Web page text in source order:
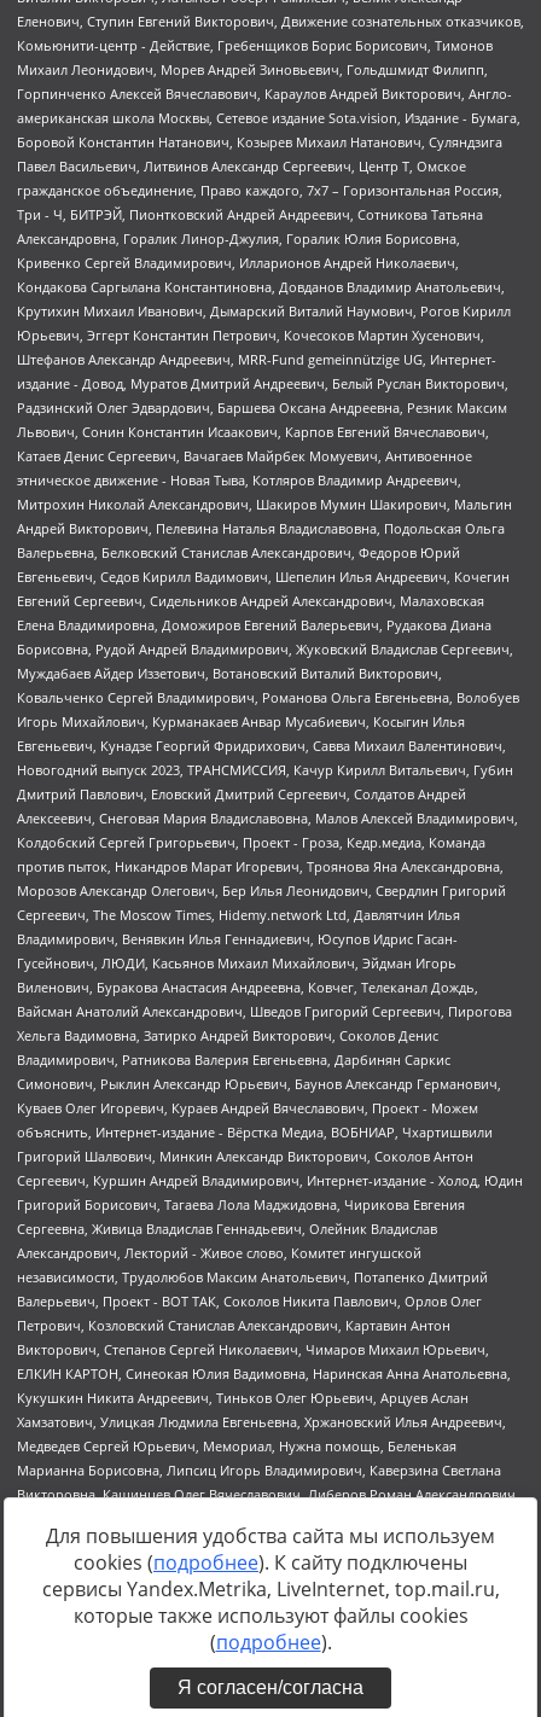
Источник:https://minjust.gov.ru/uploaded/files/reestr-
inostrannyih-agentov-22-03-2024.pdfданные на22.03.2024
Для повышения удобства сайта мы используем
cookies (подробнее). К сайту подключены
сервисы Yandex.Metrika, LiveInternet, top.mail.ru,
которые также используют файлы cookies
(подробнее).
Я согласен/согласна